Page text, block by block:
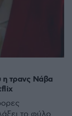
η τρανς Νάβα